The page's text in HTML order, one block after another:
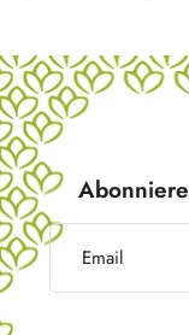
Email